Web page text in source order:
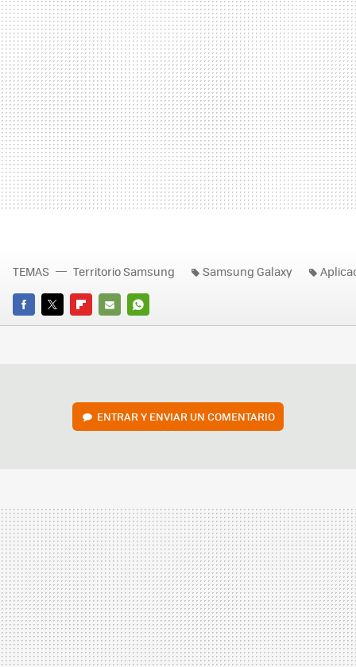
FACEBOOK
TWITTERFLIPBOARD
E-
WHATSAPP
TEMAS Territorio Samsung Samsung Galaxy
ENTRAR Y ENVIAR UN COMENTARIO